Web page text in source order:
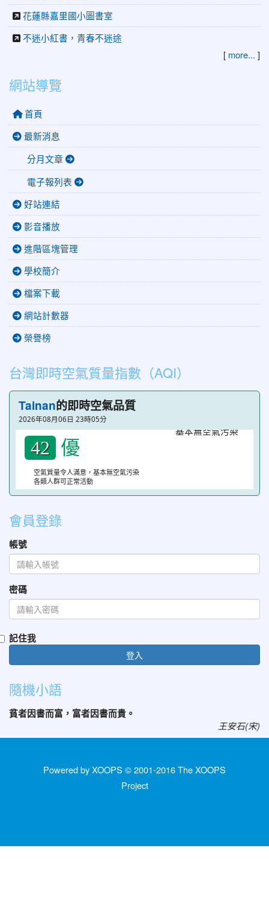
花蓮縣嘉里國小圖書室
不迷小紅書，青春不迷途
[ more... ]
網站導覽
首頁
最新消息
分月文章
電子報列表
好站連結
影音播放
進階區塊管理
學校簡介
檔案下載
網站計數器
榮譽榜
台灣即時空氣質量指數（AQI）
Tainan的即時空氣品質
2026年08月06日 23時05分
42 優
空氣質量令人滿意，基本無空氣污染
各類人群可正常活動
會員登錄
帳號
密碼
記住我
登入
隨機小語
貧者因書而富，富者因書而貴。
王安石(宋)
Powered by XOOPS © 2001-2016The XOOPS
Project